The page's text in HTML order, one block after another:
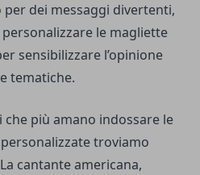
dei messaggi divertenti,
le magliette
sensibilizzare l’opinione
tematiche.
più amano indossare le
troviamo
cantante americana,